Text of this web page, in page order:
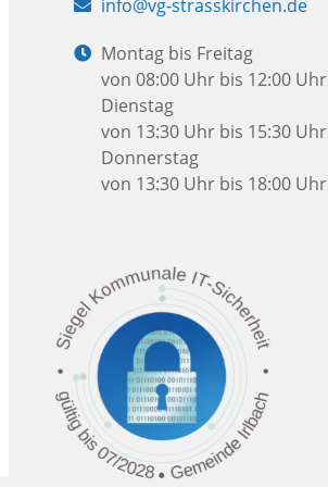
info@vg-strasskirchen.de
Öffnungszeiten:
Montag bis Freitag
von 08:00 Uhr bis 12:00 Uhr
Dienstag
von 13:30 Uhr bis 15:30 Uhr
Donnerstag
von 13:30 Uhr bis 18:00 Uhr